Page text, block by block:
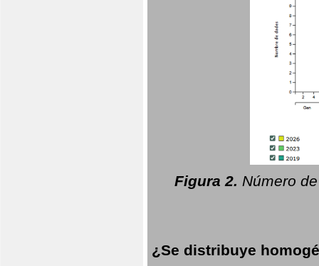
Figura 2. Número
¿Se distribuye